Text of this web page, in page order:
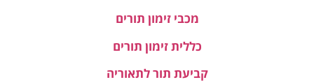
מכבי זימון תורים
כללית זימון תורים
קביעת תור לתאוריה